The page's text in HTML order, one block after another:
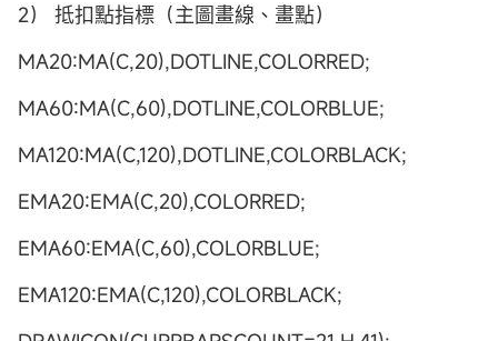
2） 抵扣點指標（主圖畫線、畫點）
MA20:MA(C,20),DOTLINE,COLORRED;
MA60:MA(C,60),DOTLINE,COLORBLUE;
MA120:MA(C,120),DOTLINE,COLORBLACK;
EMA20:EMA(C,20),COLORRED;
EMA60:EMA(C,60),COLORBLUE;
EMA120:EMA(C,120),COLORBLACK;